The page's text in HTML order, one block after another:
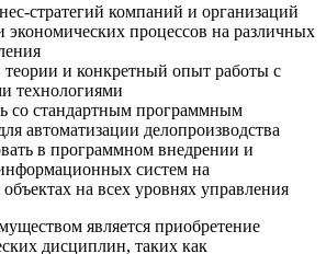
стратегий компаний и организаций
экономических процессов на различных
теории и конкретный опыт работы с
технологиями
со стандартным программным
автоматизации делопроизводства
в программном внедрении и
систем на
на всех уровнях управления
является приобретение
дисциплин, таких как